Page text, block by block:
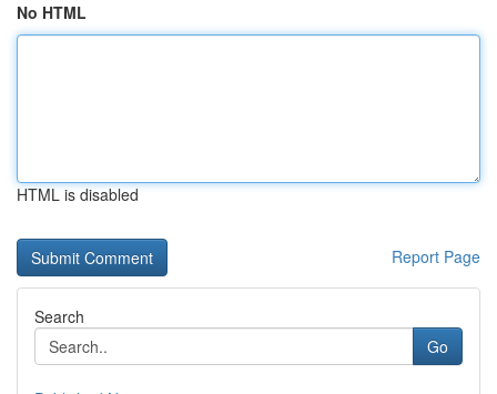
No HTML
HTML is disabled
Report Page
Search
Go